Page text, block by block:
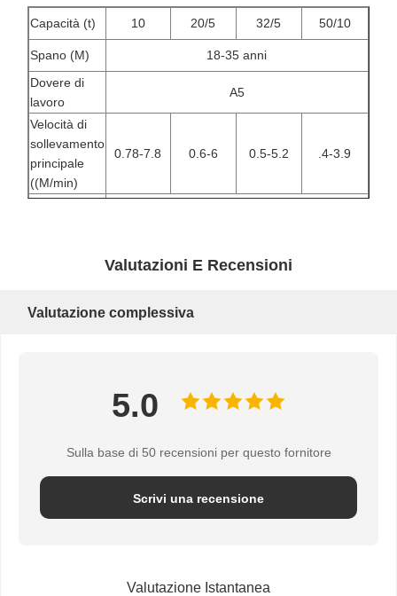
Capacità (t) 10 20/5 32/5 50/10
Spano (M)
18-35 anni
Dovere di
lavoro
A5
Velocità di
sollevamento
principale
((M/min)
0.78-7.8 0.6-6 0.5-5.2 .4-3.9
percorrenza
3.3-33 3.5-35
Valutazioni E Recensioni
Valutazione complessiva
5.0
Sulla base di 50 recensioni per questo fornitore
Scrivi una recensione
Valutazione Istantanea